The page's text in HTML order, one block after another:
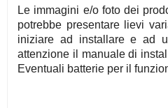
Le immagini e/o foto dei
potrebbe presentare lievi
iniziare ad installare e ad
attenzione il manuale di
Eventuali batterie per il